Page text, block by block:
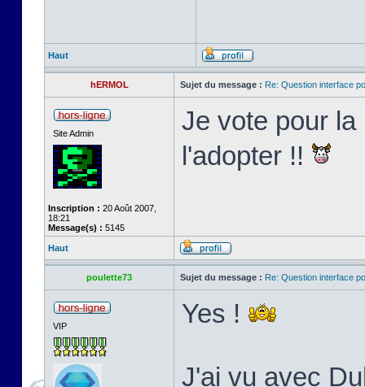
Haut
hERMOL Sujet du message : Re: Question interface
Site Admin
Inscription : 20 Août 2007,
18:21
Message(s) : 5145
Je vote pour
l'adopter !!
Haut
poulette73 Sujet du message : Re: Question interface
VIP Yes !
J'ai vu avec